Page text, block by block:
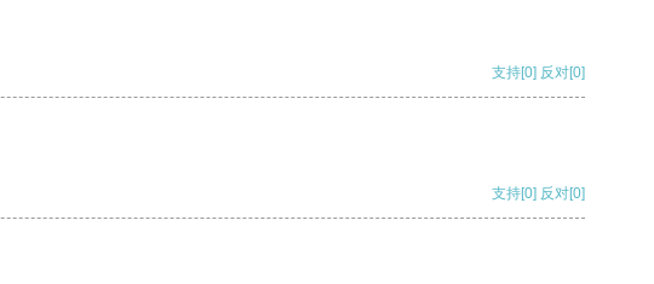
支持[0] 反对[0]
支持[0] 反对[0]